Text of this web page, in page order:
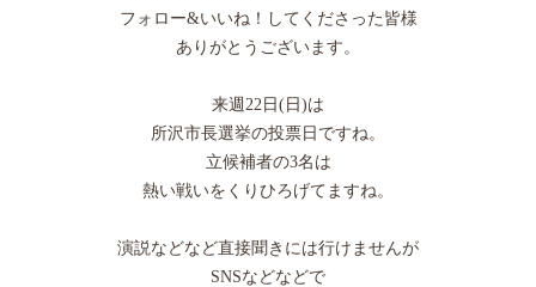
フォロー&いいね！してくださった皆様
ありがとうございます。
来週22日(日)は
所沢市長選挙の投票日ですね。
立候補者の3名は
熱い戦いをくりひろげてますね。
演説などなど直接聞きには行けませんが
SNSなどなどで